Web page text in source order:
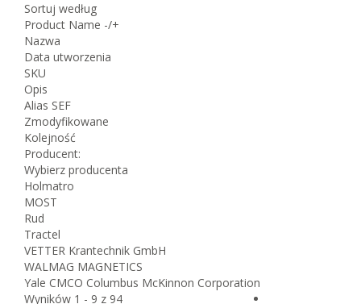
Sortuj według
Product Name -/+
Nazwa
Data utworzenia
SKU
Opis
Alias SEF
Zmodyfikowane
Kolejność
Producent:
Wybierz producenta
Holmatro
MOST
Rud
Tractel
VETTER Krantechnik GmbH
WALMAG MAGNETICS
Yale CMCO Columbus McKinnon Corporation
Wyników 1 - 9 z 94